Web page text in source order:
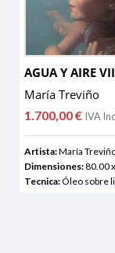
AGUA Y AIRE VII
María Treviño
1.700,00€ IVA
Artista:María
Dimensiones:80.00
Tecnica:Óleo sobre